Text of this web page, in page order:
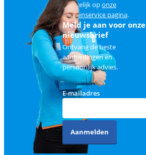
makkelijk oponze
klantenservice pagina.
Meld je aan voor onze
nieuwsbrief
Ontvang de beste
aanbiedingen en
persoonlijk advies.
E-mailadres
Aanmelden